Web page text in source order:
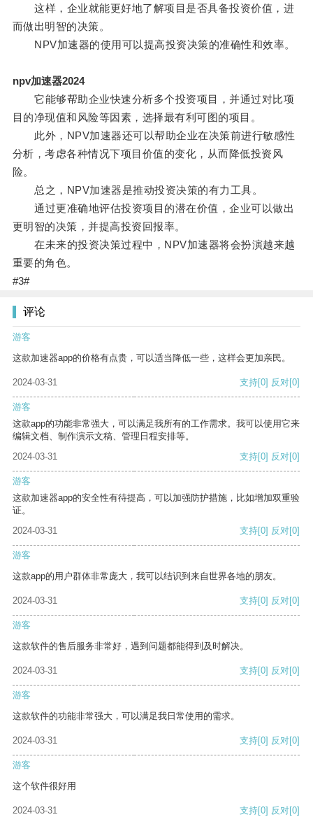
这样，企业就能更好地了解项目是否具备投资价值，进
而做出明智的决策。
NPV加速器的使用可以提高投资决策的准确性和效率。
npv加速器2024
它能够帮助企业快速分析多个投资项目，并通过对比项
目的净现值和风险等因素，选择最有利可图的项目。
此外，NPV加速器还可以帮助企业在决策前进行敏感性
分析，考虑各种情况下项目价值的变化，从而降低投资风
险。
总之，NPV加速器是推动投资决策的有力工具。
通过更准确地评估投资项目的潜在价值，企业可以做出
更明智的决策，并提高投资回报率。
在未来的投资决策过程中，NPV加速器将会扮演越来越
重要的角色。
#3#
评论
游客
这款加速器app的价格有点贵，可以适当降低一些，这样会更加亲民。
2024-03-31 支持[0] 反对[0]
游客
这款app的功能非常强大，可以满足我所有的工作需求。我可以使用它来
编辑文档、制作演示文稿、管理日程安排等。
2024-03-31
支持[0] 反对[0]
游客
这款加速器app的安全性有待提高，可以加强防护措施，比如增加双重验
证。
2024-03-31
支持[0] 反对[0]
游客
这款app的用户群体非常庞大，我可以结识到来自世界各地的朋友。
2024-03-31 支持[0] 反对[0]
游客
这款软件的售后服务非常好，遇到问题都能得到及时解决。
2024-03-31 支持[0] 反对[0]
游客
这款软件的功能非常强大，可以满足我日常使用的需求。
2024-03-31 支持[0] 反对[0]
游客
这个软件很好用
2024-03-31 支持[0] 反对[0]